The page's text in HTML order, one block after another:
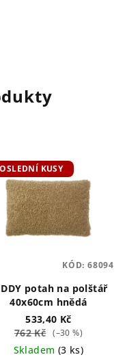
KUSY
potah na polštář
40x60cm hnědá
533,40 Kč
762 Kč (–30 %)
Skladem (3 ks)
KÓD: 68094